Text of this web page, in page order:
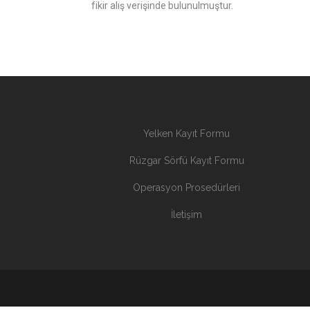
fikir alış verişinde bulunulmuştur.
Yelken Kayıt Formu
Rüzgar Sörfü Kayıt Formu
Operasyon Prosedürleri
İletişim